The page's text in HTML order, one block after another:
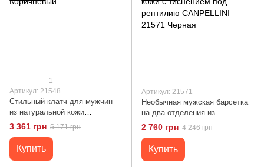
1
Артикул: 21548
Стильный клатч для мужчин
из натуральной кожи
CANPELLINI 21548
Коричневый
3 361 грн 5 171 грн
Купить
Артикул: 21571
Необычная мужская барсетка
на два отделения из
натуральной фактурной кожи с
тиснением под рептилию
CANPELLINI 21571 Черная
2 760 грн 4 246 грн
Купить